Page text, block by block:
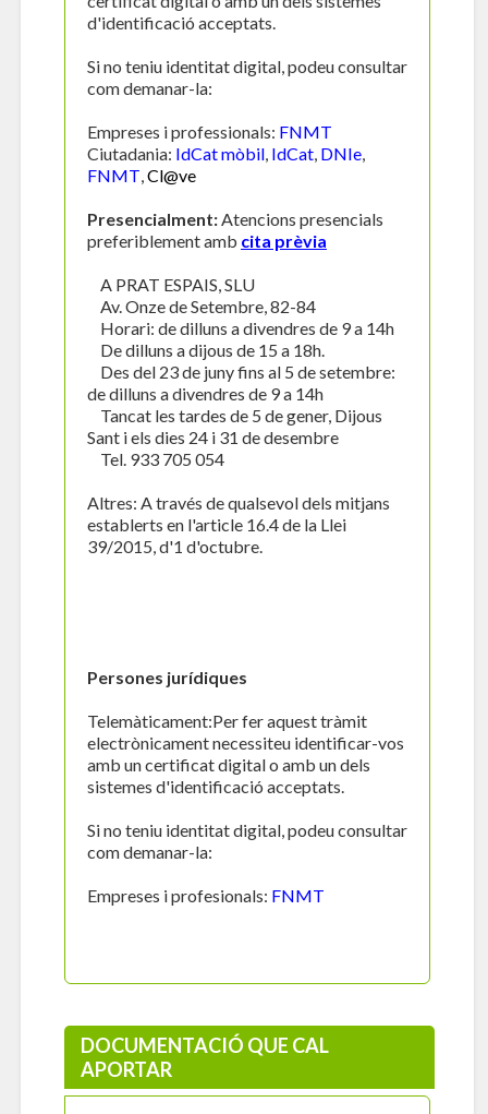
d'identificació acceptats.
Si no teniu identitat digital, podeu consultar
com demanar-la:
Empreses i professionals: FNMT
Ciutadania: IdCat mòbil IdCat DNIe
FNMT Cl@ve
Presencialment: Atencions presencials
preferiblement amb cita prèvia
A PRAT ESPAIS, SLU
Av. Onze de Setembre, 82-84
Horari: de dilluns a divendres de 9 a 14h
De dilluns a dijous de 15 a 18h.
Des del 23 de juny fins al 5 de setembre:
de dilluns a divendres de 9 a 14h
Tancat les tardes de 5 de gener, Dijous
Sant i els dies 24 i 31 de desembre
Tel. 933 705 054
Altres: A través de qualsevol dels mitjans
establerts en l'article 16.4 de la Llei
39/2015, d'1 d'octubre.
Persones jurídiques
Telemàticament:Per fer aquest tràmit
electrònicament necessiteu identificar-vos
amb un certificat digital o amb un dels
sistemes d'identificació acceptats.
Si no teniu identitat digital, podeu consultar
com demanar-la:
Empreses i profesionals: FNMT
DOCUMENTACIÓ QUE CAL
APORTAR